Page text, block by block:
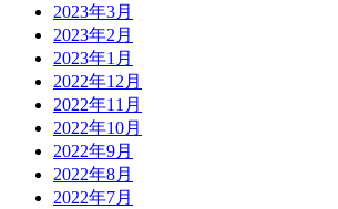
2023年3月
2023年2月
2023年1月
2022年12月
2022年11月
2022年10月
2022年9月
2022年8月
2022年7月